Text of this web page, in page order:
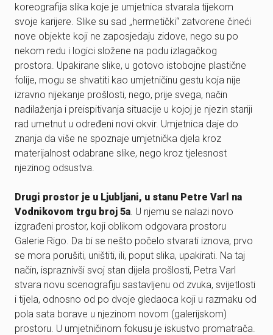
koreografija slika koje je umjetnica stvarala tijekom
svoje karijere. Slike su sad „hermetički“ zatvorene čineći
nove objekte koji ne zaposjedaju zidove, nego su po
nekom redu i logici složene na podu izlagačkog
prostora. Upakirane slike, u gotovo istobojne plastične
folije, mogu se shvatiti kao umjetničinu gestu koja nije
izravno nijekanje prošlosti, nego, prije svega, način
nadilaženja i preispitivanja situacije u kojoj je njezin stariji
rad umetnut u određeni novi okvir. Umjetnica daje do
znanja da više ne spoznaje umjetnička djela kroz
materijalnost odabrane slike, nego kroz tjelesnost
njezinog odsustva.
Drugi prostor je u Ljubljani, u stanu Petre Varl na
Vodnikovom trgu broj 5a . U njemu se nalazi novo
izgrađeni prostor, koji oblikom odgovara prostoru
Galerie Rigo. Da bi se nešto počelo stvarati iznova, prvo
se mora porušiti, uništiti, ili, poput slika, upakirati. Na taj
način, ispraznivši svoj stan dijela prošlosti, Petra Varl
stvara novu scenografiju sastavljenu od zvuka, svijetlosti
i tijela, odnosno od po dvoje gledaoca koji u razmaku od
pola sata borave u njezinom novom (galerijskom)
prostoru. U umjetničinom fokusu je iskustvo promatrača.